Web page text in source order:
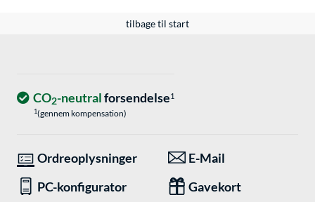
tilbage til start
CO2-neutralforsendelse1
1(gennem kompensation)
Ordreoplysninger
E-Mail
PC-konfigurator
Gavekort